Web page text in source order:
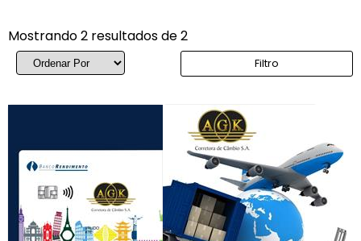
Mostrando 2 resultados de 2
Filtro